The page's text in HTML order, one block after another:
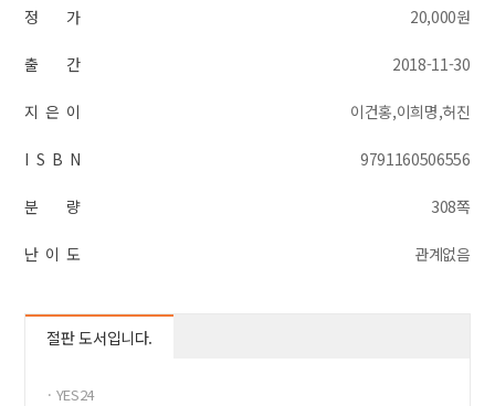
정 가 20,000원
출 간 2018-11-30
지 은 이 이건홍,이희명,허진
I S B N 9791160506556
분 량 308쪽
난 이 도 관계없음
절판 도서입니다.
· YES24